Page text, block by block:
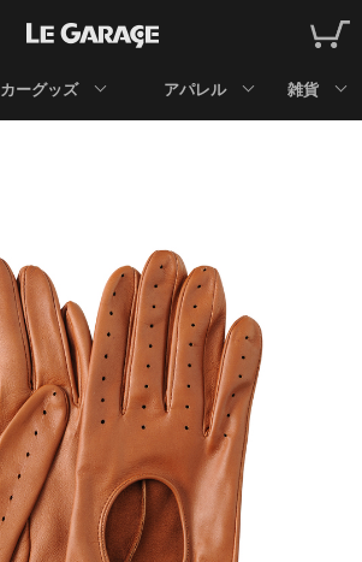
カーグッズ アパレル 雑貨